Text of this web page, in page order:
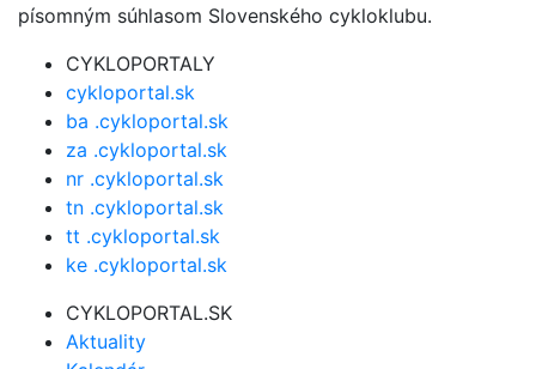
písomným súhlasom Slovenského cykloklubu.
CYKLOPORTALY
cykloportal.sk
ba .cykloportal.sk
za .cykloportal.sk
nr .cykloportal.sk
tn .cykloportal.sk
tt .cykloportal.sk
ke .cykloportal.sk
CYKLOPORTAL.SK
Aktuality